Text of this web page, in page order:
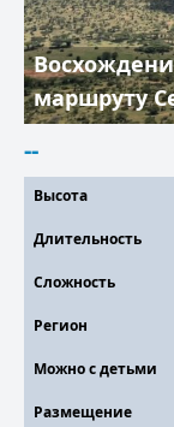
маршруту
--
Высота
Длительность
Сложность
Регион
Можно с детьми
Размещение